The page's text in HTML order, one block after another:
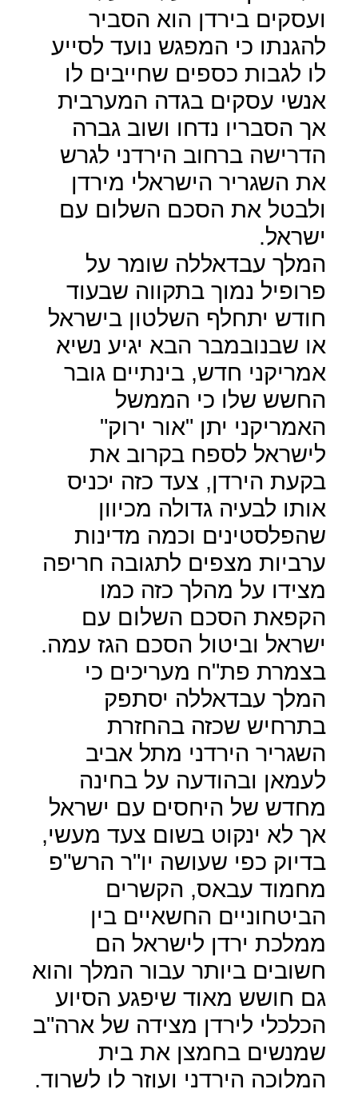
ועסקים בירדן הוא הסביר
להגנתו כי המפגש נועד לסייע
לו לגבות כספים שחייבים לו
אנשי עסקים בגדה המערבית
אך הסבריו נדחו ושוב גברה
הדרישה ברחוב הירדני לגרש
את השגריר הישראלי מירדן
ולבטל את הסכם השלום עם
ישראל.
המלך עבדאללה שומר על
פרופיל נמוך בתקווה שבעוד
חודש יתחלף השלטון בישראל
או שבנובמבר הבא יגיע נשיא
אמריקני חדש, בינתיים גובר
החשש שלו כי הממשל
האמריקני יתן "אור ירוק"
לישראל לספח בקרוב את
בקעת הירדן, צעד כזה יכניס
אותו לבעיה גדולה מכיוון
שהפלסטינים וכמה מדינות
ערביות מצפים לתגובה חריפה
מצידו על מהלך כזה כמו
הקפאת הסכם השלום עם
ישראל וביטול הסכם הגז עמה.
בצמרת פת"ח מעריכים כי
המלך עבדאללה יסתפק
בתרחיש שכזה בהחזרת
השגריר הירדני מתל אביב
לעמאן ובהודעה על בחינה
מחדש של היחסים עם ישראל
אך לא ינקוט בשום צעד מעשי,
בדיוק כפי שעושה יו"ר הרש"פ
מחמוד עבאס, הקשרים
הביטחוניים החשאיים בין
ממלכת ירדן לישראל הם
חשובים ביותר עבור המלך והוא
גם חושש מאוד שיפגע הסיוע
הכלכלי לירדן מצידה של ארה"ב
שמנשים בחמצן את בית
המלוכה הירדני ועוזר לו לשרוד.